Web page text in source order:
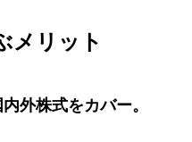
メリット
外株式をカバー。